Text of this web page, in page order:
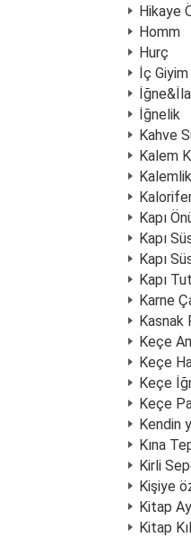
Hikaye
Homm
Hurç
İç Giyim
İğnelik
Kahve
Kalem
Kapı
Kapı
Kapı
Kapı
Karne
Kasnak
Keçe
Keçe
Keçe
Keçe
Kendin
Kına
Kirli
Kişiye
Kitap
Kitap